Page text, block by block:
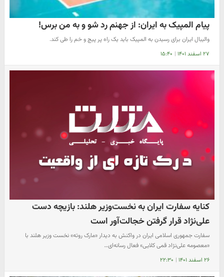
پیام المپیک به ایران: از جهنم رد شو و به من برس!
والیبال ایران برای رسیدن به المپیک باید یک راه پر پیچ و خم را طی کند.
۲۷ اسفند ۱۴۰۱ | ۱۵:۴۰
کنایه سفارت ایران به نخست‌وزیر هلند: بازیچه دست
علی‌نژاد قرار گرفتن خجالت‌آور است
سفارت جمهوری اسلامی ایران در واکنش به دیدار «مارک روته» نخست وزیر هلند با
«معصومه علی‌نژاد قمی کلایی» فعال رسانه‌ای…
۲۶ اسفند ۱۴۰۱ | ۲۲:۳۰